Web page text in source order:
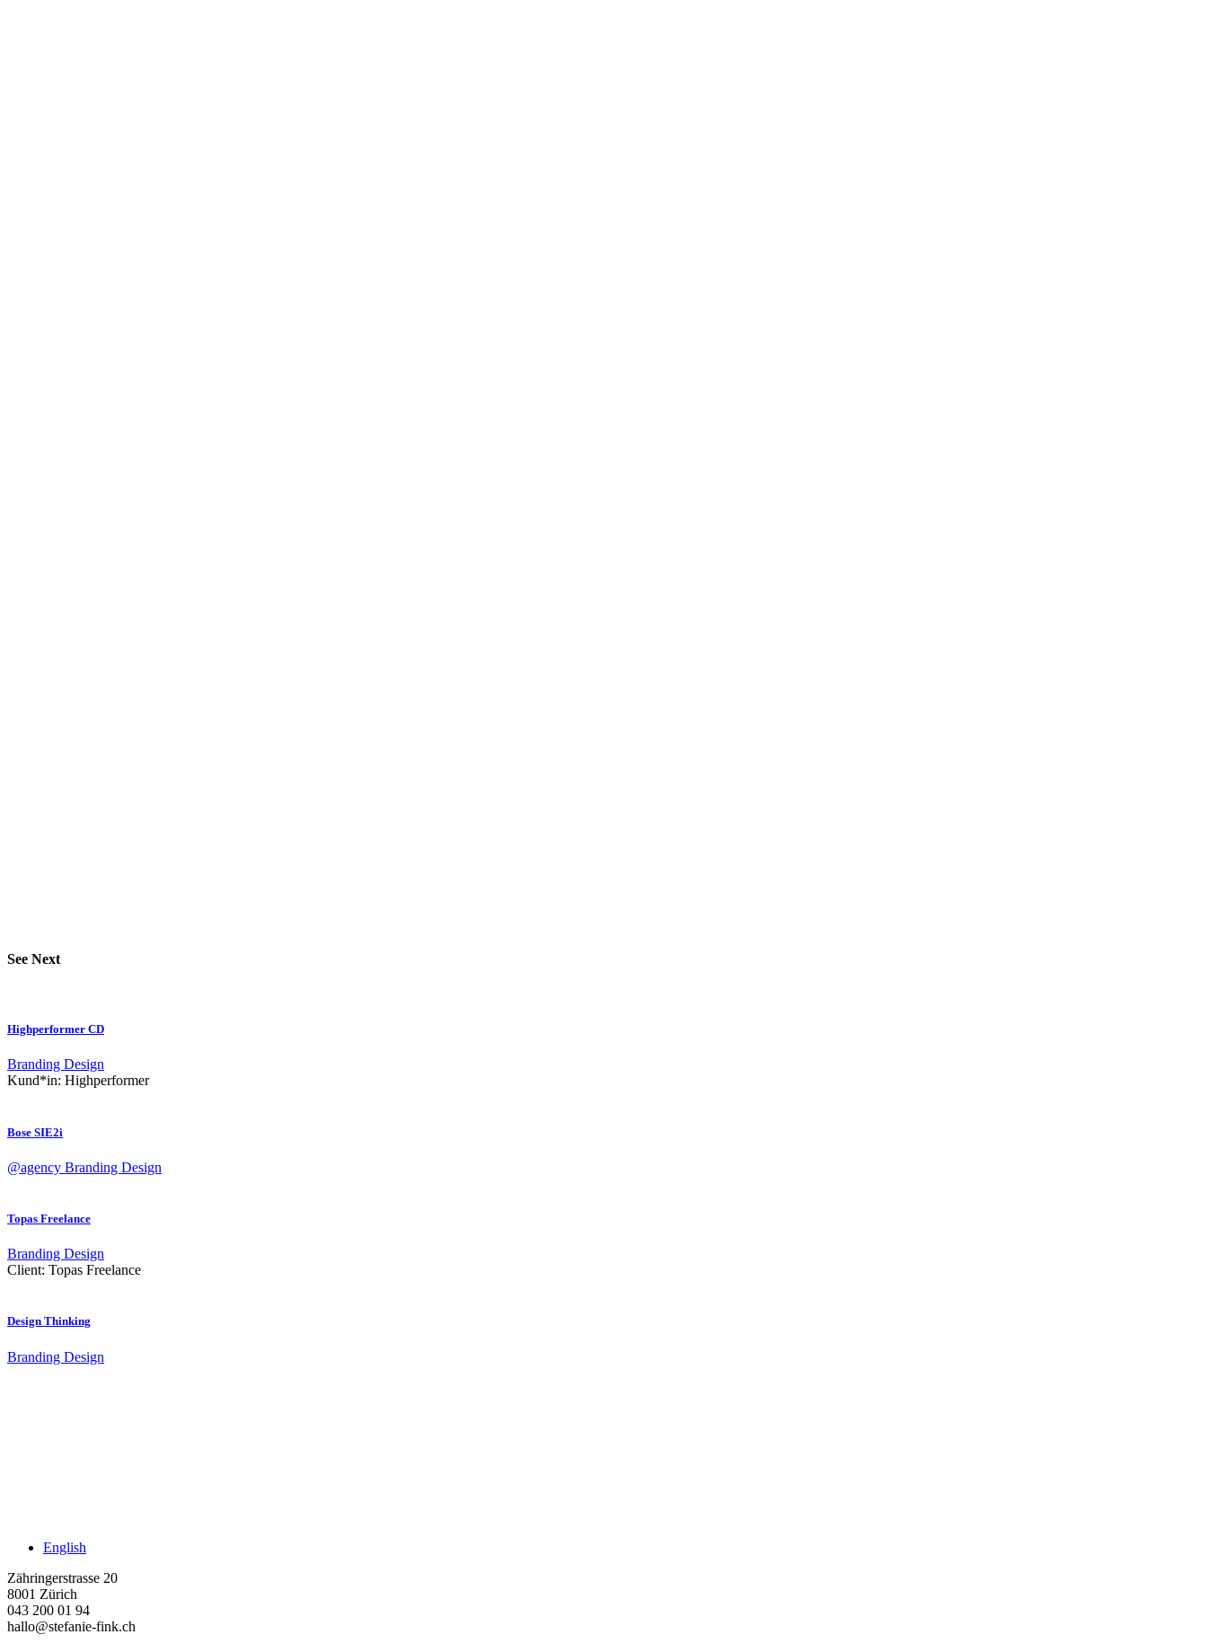
See Next
Highperformer CD
Branding Design
Kund*in: Highperformer
Bose SIE2i
@agency Branding Design
Topas Freelance
Branding Design
Client: Topas Freelance
Design Thinking
Branding Design
English
Zähringerstrasse 20
8001 Zürich
043 200 01 94
hallo@stefanie-fink.ch